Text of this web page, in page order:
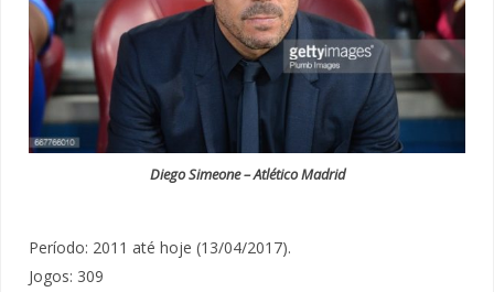
Diego Simeone – Atlético Madrid
Período: 2011 até hoje (13/04/2017).
Jogos: 309